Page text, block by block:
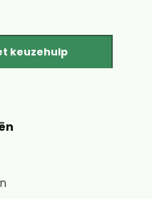
keuzehulp